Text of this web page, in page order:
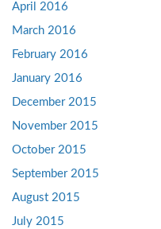
April 2016
March 2016
February 2016
January 2016
December 2015
November 2015
October 2015
September 2015
August 2015
July 2015